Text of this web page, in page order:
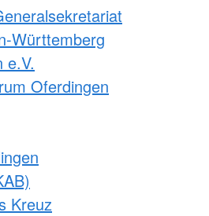
Württemberg
e.V.
Oferdingen
Kreuz